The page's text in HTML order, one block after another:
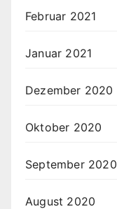
Februar 2021
Januar 2021
Dezember 2020
Oktober 2020
September 2020
August 2020